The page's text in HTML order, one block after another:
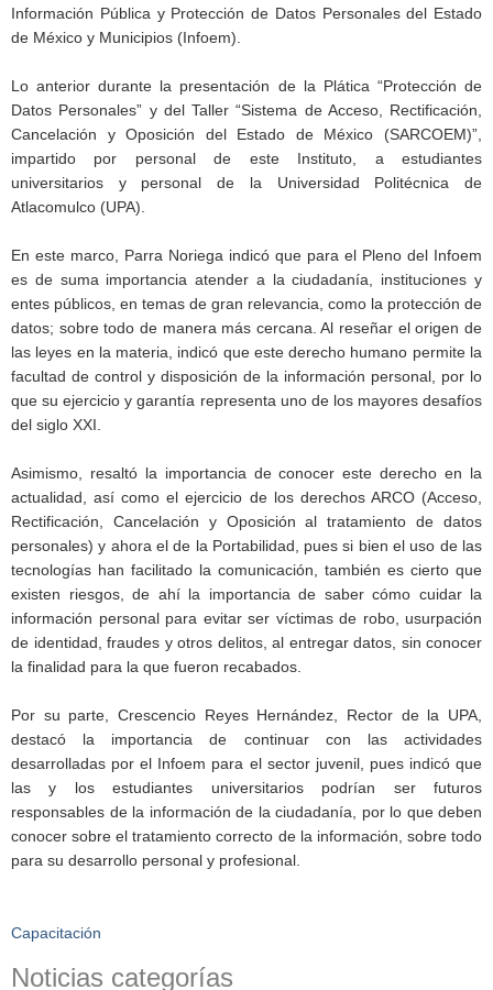
Información Pública y Protección de Datos Personales del Estado
de México y Municipios (Infoem).
Lo anterior durante la presentación de la Plática “Protección de
Datos Personales” y del Taller “Sistema de Acceso, Rectificación,
Cancelación y Oposición del Estado de México (SARCOEM)”,
impartido por personal de este Instituto, a estudiantes
universitarios y personal de la Universidad Politécnica de
Atlacomulco (UPA).
En este marco, Parra Noriega indicó que para el Pleno del Infoem
es de suma importancia atender a la ciudadanía, instituciones y
entes públicos, en temas de gran relevancia, como la protección de
datos; sobre todo de manera más cercana. Al reseñar el origen de
las leyes en la materia, indicó que este derecho humano permite la
facultad de control y disposición de la información personal, por lo
que su ejercicio y garantía representa uno de los mayores desafíos
del siglo XXI.
Asimismo, resaltó la importancia de conocer este derecho en la
actualidad, así como el ejercicio de los derechos ARCO (Acceso,
Rectificación, Cancelación y Oposición al tratamiento de datos
personales) y ahora el de la Portabilidad, pues si bien el uso de las
tecnologías han facilitado la comunicación, también es cierto que
existen riesgos, de ahí la importancia de saber cómo cuidar la
información personal para evitar ser víctimas de robo, usurpación
de identidad, fraudes y otros delitos, al entregar datos, sin conocer
la finalidad para la que fueron recabados.
Por su parte, Crescencio Reyes Hernández, Rector de la UPA,
destacó la importancia de continuar con las actividades
desarrolladas por el Infoem para el sector juvenil, pues indicó que
las y los estudiantes universitarios podrían ser futuros
responsables de la información de la ciudadanía, por lo que deben
conocer sobre el tratamiento correcto de la información, sobre todo
para su desarrollo personal y profesional.
Capacitación
Noticias categorías